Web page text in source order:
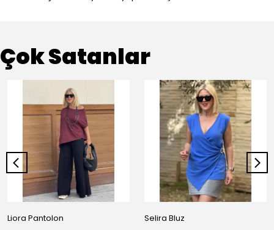
Çok Satanlar
Liora Pantolon Selira Bluz